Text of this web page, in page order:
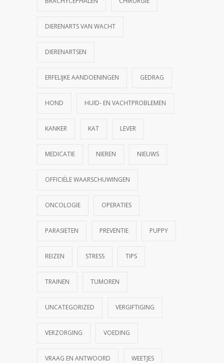
DIERENARTS VAN WACHT
DIERENARTSEN
ERFELIJKE AANDOENINGEN GEDRAG
HOND HUID- EN VACHTPROBLEMEN
KANKER KAT LEVER
MEDICATIE NIEREN NIEUWS
OFFICIËLE WAARSCHUWINGEN
ONCOLOGIE OPERATIES
PARASIETEN PREVENTIE PUPPY
REIZEN STRESS TIPS
TRAINEN TUMOREN
UNCATEGORIZED VERGIFTIGING
VERZORGING VOEDING
VRAAG EN ANTWOORD WEETJES